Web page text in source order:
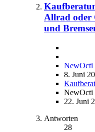
Allrad oder
und
NewOcti
8. Juni
NewOcti
22. Juni
Antworten
28